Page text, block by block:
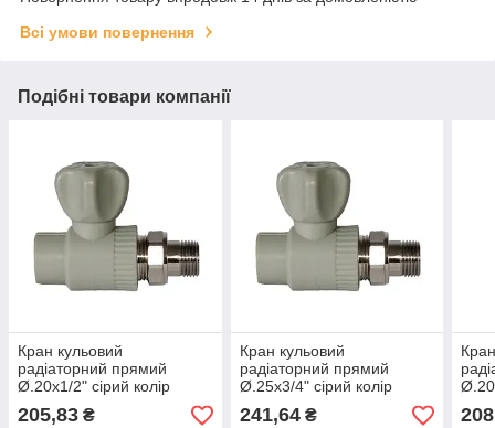
Всі умови повернення
Подібні товари компанії
Кран кульовий
радіаторний прямий
Ø.20x1/2" сірий колір
(10/60шт) ASCO®
205,83 ₴
Кран кульовий
радіаторний прямий
Ø.25x3/4" сірий колір
(5/50шт) ASCO®
241,64₴
(10/